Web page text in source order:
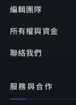
編輯團隊
所有權與資金
聯絡我們
服務與合作